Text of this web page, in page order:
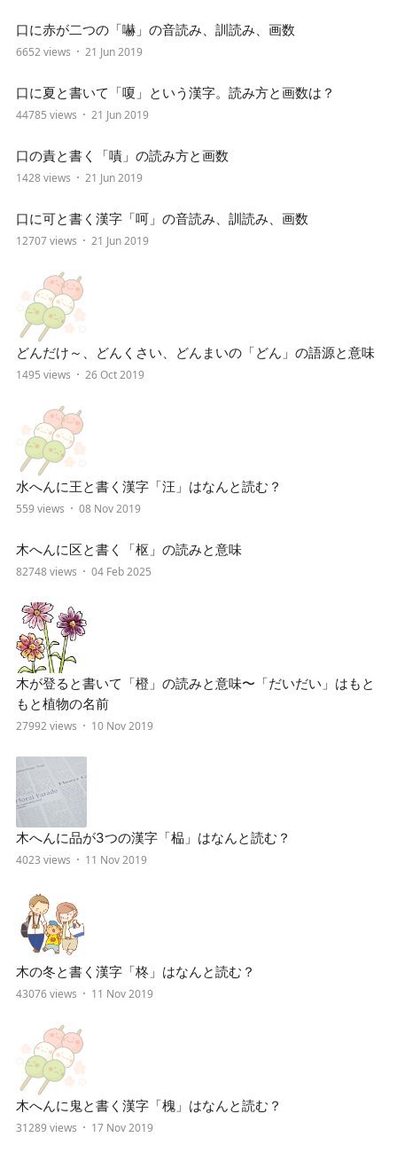
口に赤が二つの「嚇」の音読み、訓読み、画数
6652 views 21 Jun 2019
口に夏と書いて「嗄」という漢字。読み方と画数は？
44785 views 21 Jun 2019
口の責と書く「嘖」の読み方と画数
1428 views 21 Jun 2019
口に可と書く漢字「呵」の音読み、訓読み、画数
12707 views 21 Jun 2019
どんだけ～、どんくさい、どんまいの「どん」の語源と意味
1495 views 26 Oct 2019
水へんに王と書く漢字「汪」はなんと読む？
559 views 08 Nov 2019
木へんに区と書く「枢」の読みと意味
82748 views 04 Feb 2025
木が登ると書いて「橙」の読みと意味〜「だいだい」はもと
もと植物の名前
27992 views 10 Nov 2019
木へんに品が3つの漢字「榀」はなんと読む？
4023 views 11 Nov 2019
木の冬と書く漢字「柊」はなんと読む？
43076 views 11 Nov 2019
木へんに鬼と書く漢字「槐」はなんと読む？
31289 views 17 Nov 2019